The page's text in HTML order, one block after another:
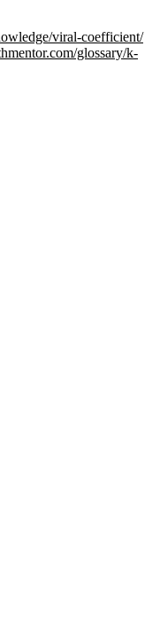
viral-coefficient/
glossary/k-